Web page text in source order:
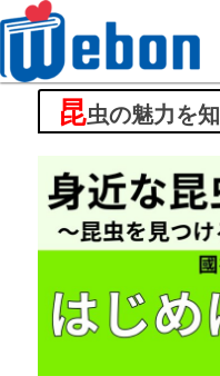
Webon（ウェボ
昆虫の魅力を